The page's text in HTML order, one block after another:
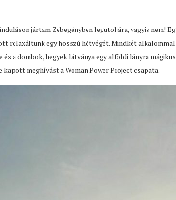
jártam Zebegényben legutoljára, vagyis nem!
relaxáltunk egy hosszú hétvégét. Mindkét
és a dombok, hegyek látványa egy alföldi lányra
kapott meghívást a Woman Power Project csapata.